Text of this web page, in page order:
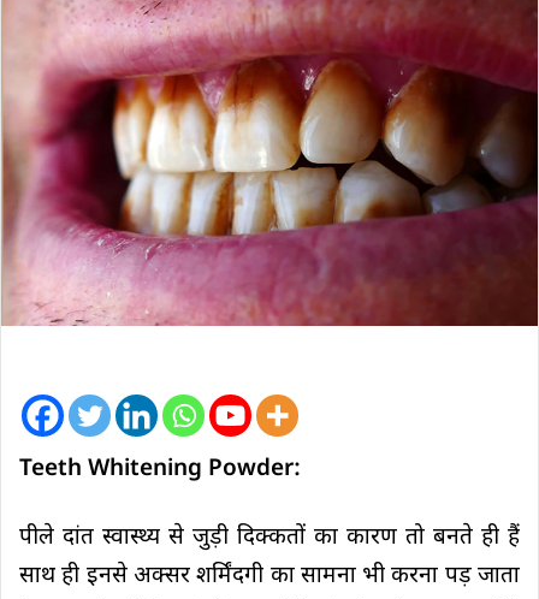
Teeth Whitening Powder:
पीले दांत स्वास्थ्य से जुड़ी दिक्कतों का कारण तो बनते ही हैं
साथ ही इनसे अक्सर शर्मिंदगी का सामना भी करना पड़ जाता